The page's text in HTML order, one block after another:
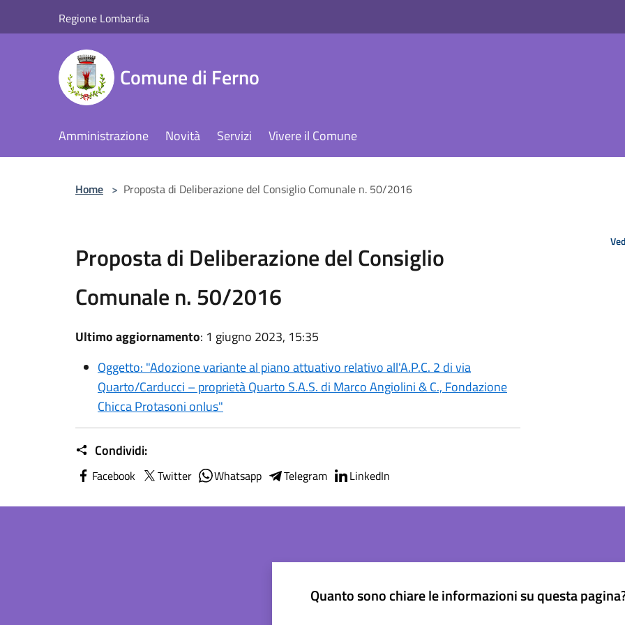
Regione Lombardia
Comune di Ferno
Amministrazione Novità Servizi Vivere il Comune
Home > Proposta di Deliberazione del Consiglio Comunale n. 50/2016
Proposta di Deliberazione del Consiglio
Comunale n. 50/2016
Ultimo aggiornamento: 1 giugno 2023, 15:35
Oggetto: "Adozione variante al piano attuativo relativo all'A.P.C. 2 di via
Quarto/Carducci – proprietà Quarto S.A.S. di Marco Angiolini & C., Fondazione
Chicca Protasoni onlus"
Condividi:
Facebook Twitter Whatsapp Telegram LinkedIn
Quanto sono chiare le informazioni su questa